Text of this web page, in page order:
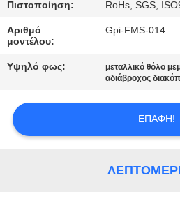
ΖΗΤΉΣΤΕ
ΑΠΌΣΠΑΣΜΑ
Πιστοποίηση: RoHs, SGS,
Αριθμό
μοντέλου:
Gpi-FMS-014
Υψηλό φως: μεταλλικό θόλο
αδιάβροχος
ΕΠΑΦΉ!